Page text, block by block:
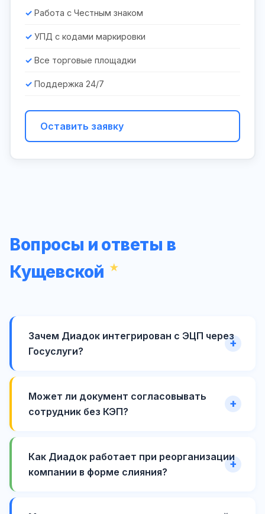
Работа с Честным знаком
УПД с кодами маркировки
Все торговые площадки
Поддержка 24/7
Оставить заявку
Вопросы и ответы в
Кущевской
Зачем Диадок интегрирован с ЭЦП через
Госуслуги?
Может ли документ согласовывать
сотрудник без КЭП?
Как Диадок работает при реорганизации
компании в форме слияния?